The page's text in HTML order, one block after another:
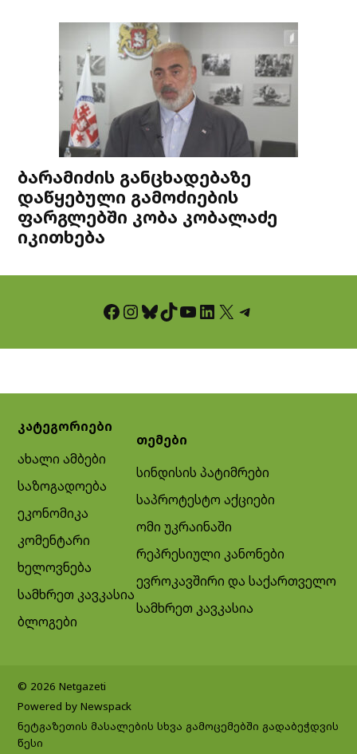
ბარამიძის განცხადებაზე
დაწყებული გამოძიების
ფარგლებში კობა კობალაძე
იკითხება
Facebook InstagramBluesky TikTok YouTube LinkedIn X Telegram
კატეგორიები
ახალი ამბები
საზოგადოება
ეკონომიკა
კომენტარი
ხელოვნება
სამხრეთ კავკასია
ბლოგები
თემები
სინდისის პატიმრები
საპროტესტო აქციები
ომი უკრაინაში
რეპრესიული კანონები
ევროკავშირი და საქართველო
სამხრეთ კავკასია
© 2026 Netgazeti
Powered by Newspack
ნეტგაზეთის მასალების სხვა გამოცემებში გადაბეჭდვის
წესი